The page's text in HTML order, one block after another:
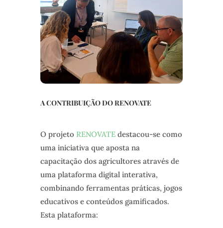
A CONTRIBUIÇÃO DO RENOVATE
O projeto RENOVATEdestacou-se como
uma iniciativa que aposta na
capacitação dos agricultores através de
uma plataforma digital interativa,
combinando ferramentas práticas, jogos
educativos e conteúdos gamificados.
Esta plataforma: